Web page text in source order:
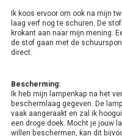
Ik koos ervoor om ook na mijn
laag verf nog te schuren. De
krokant aan naar mijn mening.
de stof gaan met de
direct.
Bescherming:
Ik heb mijn lampenkap na het
beschermlaag gegeven. De
vaak aangeraakt en zal ik
een droge doek. Mocht je jouw
willen beschermen, kan dit